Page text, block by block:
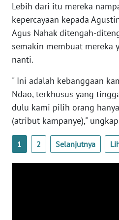
Lebih dari itu mereka
kepercayaan kepada
Agus Nahak ditengah-
semakin membuat mereka
nanti.
" Ini adalah kebanggaan
Ndao, terkhusus yang
dulu kami pilih orang
(atribut kampanye),"
1 2 Selanjutnya
SULTENG
WN
WN
BABEL
WN
SUMBAR